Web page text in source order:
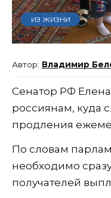
ИЗ ЖИЗНИ
Владимир
Сенатор РФ
россиянам, куда
продления
По словам
необходимо
получателей